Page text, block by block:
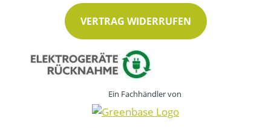
VERTRAG WIDERRUFEN
Ein Fachhändler von